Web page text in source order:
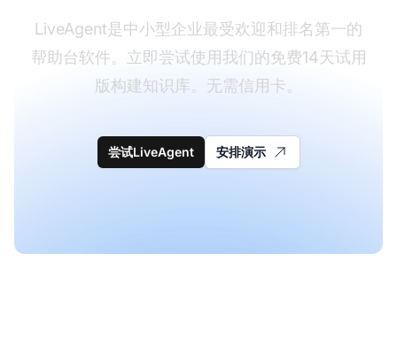
LiveAgent是中小型企业最受欢迎和排名第一的
帮助台软件。立即尝试使用我们的免费14天试用
版构建知识库。无需信用卡。
尝试LiveAgent 安排演示